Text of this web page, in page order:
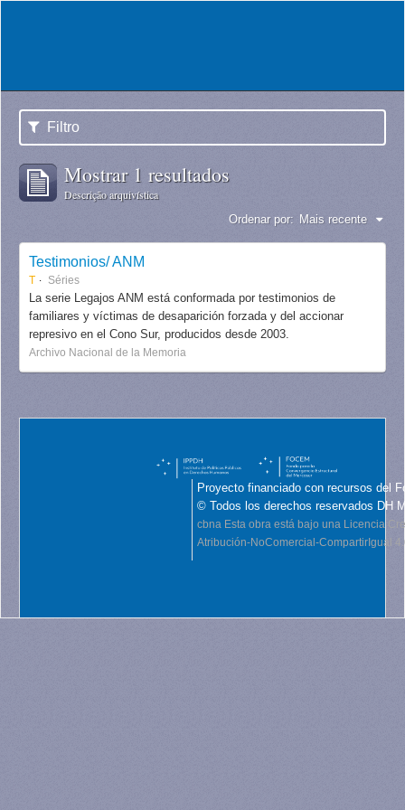
Filtro
Mostrar 1 resultados
Descrição arquivística
Ordenar por: Mais recente
Testimonios/ ANM
T Séries
La serie Legajos ANM está conformada por testimonios de
familiares y víctimas de desaparición forzada y del accionar
represivo en el Cono Sur, producidos desde 2003.
Archivo Nacional de la Memoria
Proyecto financiado con recursos del
© Todos los derechos reservados DH
cbna Esta obra está bajo una Licencia
Atribución-NoComercial-CompartirIgual